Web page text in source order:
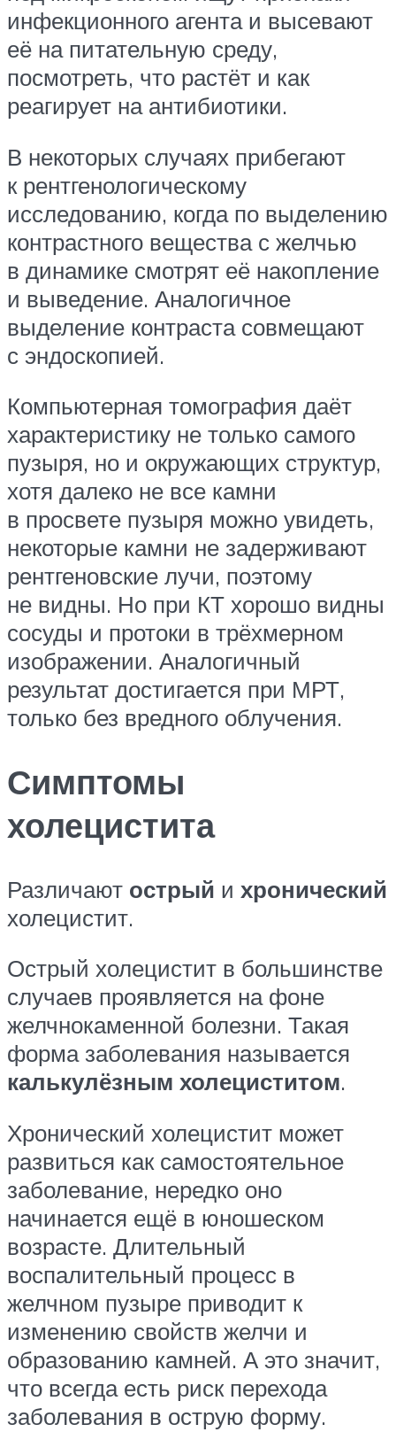
инфекционного агента и высевают
её на питательную среду,
посмотреть, что растёт и как
реагирует на антибиотики.
В некоторых случаях прибегают
к рентгенологическому
исследованию, когда по выделению
контрастного вещества с желчью
в динамике смотрят её накопление
и выведение. Аналогичное
выделение контраста совмещают
с эндоскопией.
Компьютерная томография даёт
характеристику не только самого
пузыря, но и окружающих структур,
хотя далеко не все камни
в просвете пузыря можно увидеть,
некоторые камни не задерживают
рентгеновские лучи, поэтому
не видны. Но при КТ хорошо видны
сосуды и протоки в трёхмерном
изображении. Аналогичный
результат достигается при МРТ,
только без вредного облучения.
Симптомы
холецистита
Различают острый и хронический
холецистит.
Острый холецистит в большинстве
случаев проявляется на фоне
желчнокаменной болезни. Такая
форма заболевания называется
калькулёзным холециститом.
Хронический холецистит может
развиться как самостоятельное
заболевание, нередко оно
начинается ещё в юношеском
возрасте. Длительный
воспалительный процесс в
желчном пузыре приводит к
изменению свойств желчи и
образованию камней. А это значит,
что всегда есть риск перехода
заболевания в острую форму.